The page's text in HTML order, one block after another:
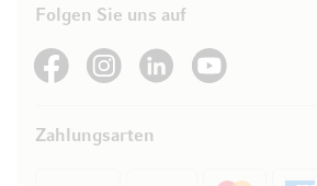
Folgen Sie uns auf
See our FacebookSee our Instagram account
See our LinkedInSee our YouTube channel
Zahlungsarten